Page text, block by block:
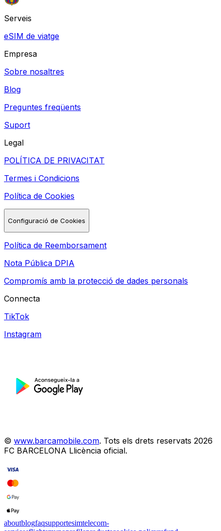
Serveis
eSIM de viatge
Empresa
Sobre nosaltres
Blog
Preguntes freqüents
Suport
Legal
POLÍTICA DE PRIVACITAT
Termes i Condicions
Política de Cookies
Configuració de Cookies
Política de Reemborsament
Nota Pública DPIA
Compromís amb la protecció de dades personals
Connecta
TikTok
Instagram
© www.barcamobile.com. Tots els drets reservats 2026
FC BARCELONA Llicència oficial.
aboutblogfaqsupportesimtelecom-